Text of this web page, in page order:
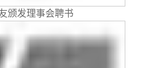
颁发理事会聘书